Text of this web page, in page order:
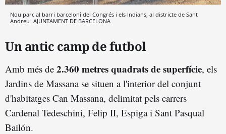
Nou parc al barri barceloní del Congrés i els Indians, al districte de Sant
Andreu AJUNTAMENT DE BARCELONA
Un antic camp de futbol
Amb més de 2.360 metres quadrats de superfície, els
Jardins de Massana se situen a l'interior del conjunt
d'habitatges Can Massana, delimitat pels carrers
Cardenal Tedeschini, Felip II, Espiga i Sant Pasqual
Bailón.